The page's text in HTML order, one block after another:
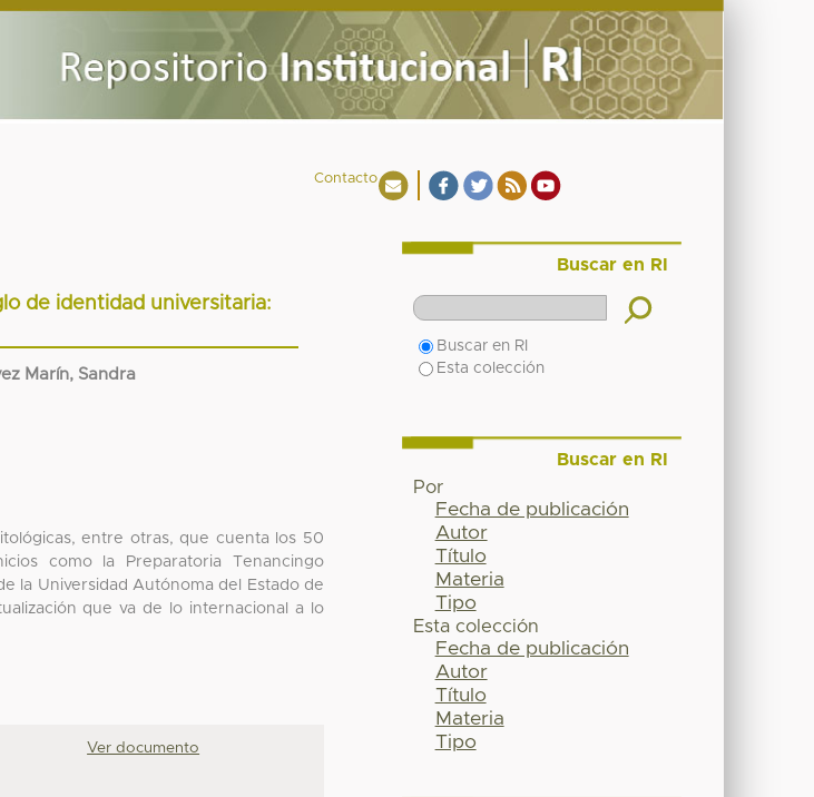
Contacto
de identidad universitaria:
Marín, Sandra
entre otras, que cuenta los 50
como la Preparatoria Tenancingo
la Universidad Autónoma del Estado de
que va de lo internacional a lo
Ver documento
Buscar en RI
Buscar en RI
Esta colección
Buscar en RI
Por
Fecha de publicación
Autor
Título
Materia
Tipo
Esta colección
Fecha de publicación
Autor
Título
Materia
Tipo